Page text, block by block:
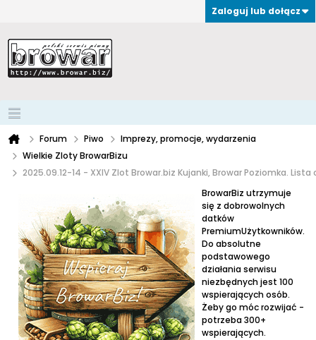
Zaloguj lub dołącz
Forum Piwo
Imprezy, promocje, wydarzenia
Wielkie Zloty BrowarBizu
2025.09.12-14 - XXIV Zlot Browar.biz Kujanki, Browar Poziomka.
BrowarBiz utrzymuje
się z dobrowolnych
datków
PremiumUżytkowników.
Do absolutne
podstawowego
działania serwisu
niezbędnych jest 100
wspierających osób.
Żeby go móc rozwijać -
potrzeba 300+
wspierających.